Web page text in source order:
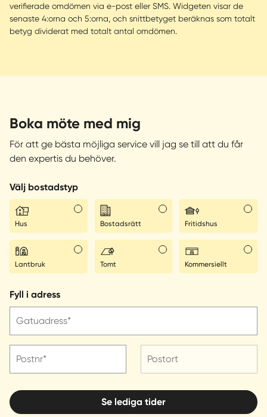
verifierade omdömen via e-post eller SMS. Widgeten visar de
senaste 4:orna och 5:orna, och snittbetyget beräknas som totalt
betyg dividerat med totalt antal omdömen.
Boka möte med mig
För att ge bästa möjliga service vill jag se till att du får
den expertis du behöver.
Välj bostadstyp
Hus Bostadsrätt Fritidshus
Lantbruk Tomt Kommersiellt
Fyll i adress
Gatuadress*
Postnr* Postort
Se lediga tider